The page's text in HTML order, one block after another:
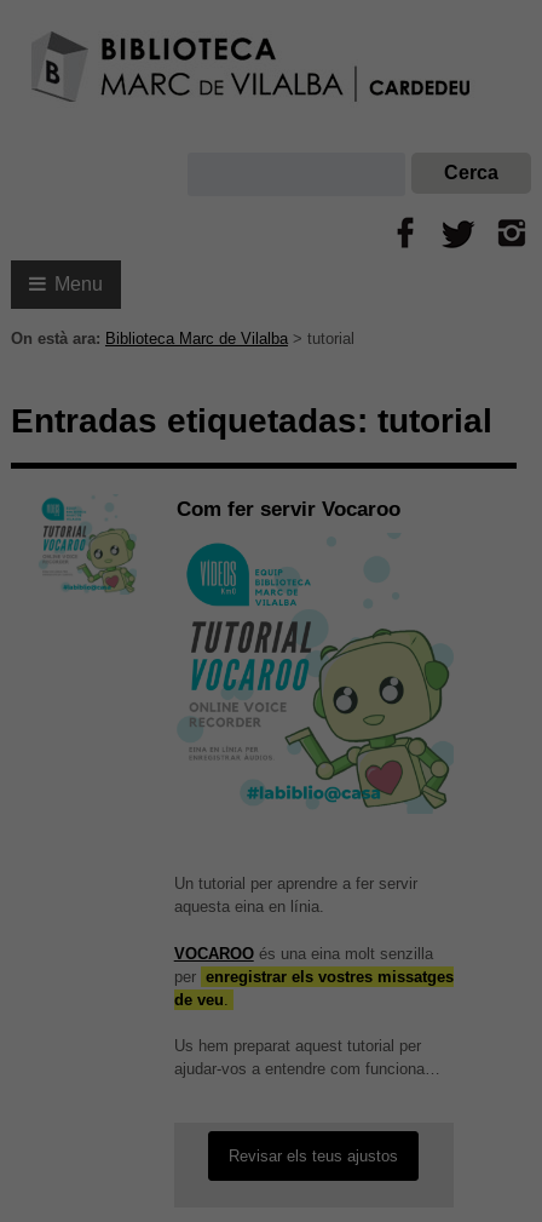
Menu
On està ara: Biblioteca Marc de Vilalba> tutorial
Entradas etiquetadas: tutorial
Com fer servir Vocaroo
Un tutorial per aprendre a fer servir
aquesta eina en línia.
VOCAROOés una eina molt senzilla
per enregistrar els vostres missatges
de veu
Us hem preparat aquest tutorial per
ajudar-vos a entendre com funciona…
És possible que la vostra
aquest contingut. El més probable
és que tinguis l'experiència
Revisar els teus ajustos